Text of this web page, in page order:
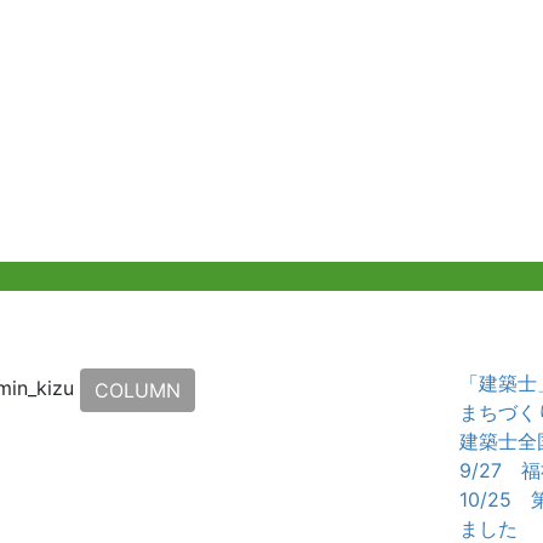
COLUMN
「建築
まちづ
建築士全
9/27 福
10/25
ました